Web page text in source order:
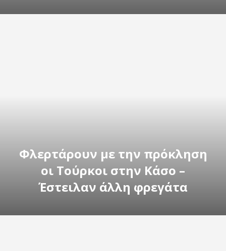
Φλερτάρουν με την πρόκληση
οι Τούρκοι στην Κάσο –
Έστειλαν άλλη φρεγάτα